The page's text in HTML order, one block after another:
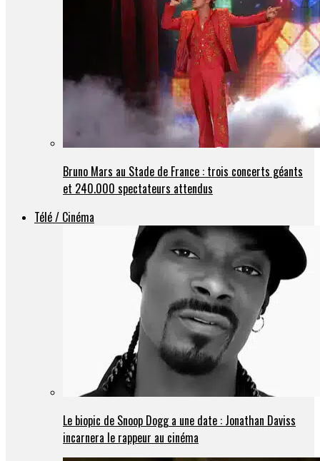
Bruno Mars au Stade de France : trois concerts géants
et 240.000 spectateurs attendus
Télé / Cinéma
Le biopic de Snoop Dogg a une date : Jonathan Daviss
incarnera le rappeur au cinéma